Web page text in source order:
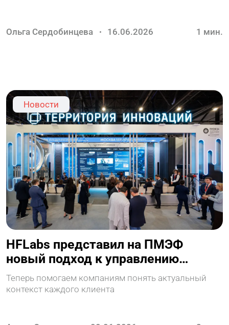
Ольга Сердобинцева 16.06.2026 1 мин.
Новости
HFLabs представил на ПМЭФ
новый подход к управлению
клиентскими данными
Теперь помогаем компаниям понять актуальный
контекст каждого клиента